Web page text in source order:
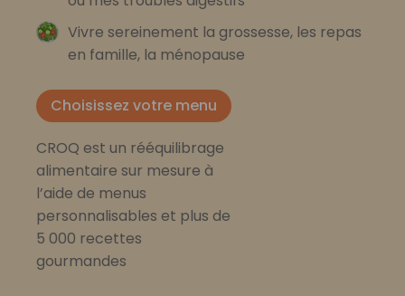
Vivre sereinement la grossesse, les repas
en famille, la ménopause
Choisissez votre menu
CROQ est un rééquilibrage
alimentaire sur mesure à
l’aide de menus
personnalisables et plus de
5 000 recettes
gourmandes